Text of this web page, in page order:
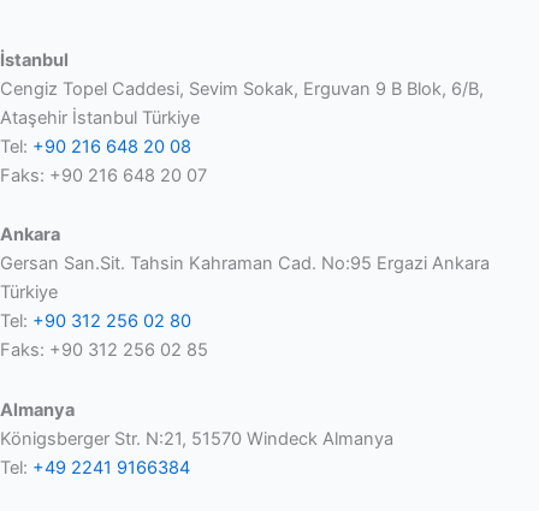
İstanbul
Cengiz Topel Caddesi, Sevim Sokak, Erguvan 9 B Blok, 6/B,
Ataşehir İstanbul Türkiye
Tel: +90 216 648 20 08
Faks: +90 216 648 20 07
Ankara
Gersan San.Sit. Tahsin Kahraman Cad. No:95 Ergazi Ankara
Türkiye
Tel: +90 312 256 02 80
Faks: +90 312 256 02 85
Almanya
Königsberger Str. N:21, 51570 Windeck Almanya
Tel: +49 2241 9166384